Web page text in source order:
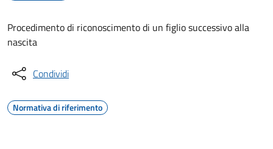
Procedimento di riconoscimento di un figlio successivo alla
nascita
Condividi
Normativa di riferimento